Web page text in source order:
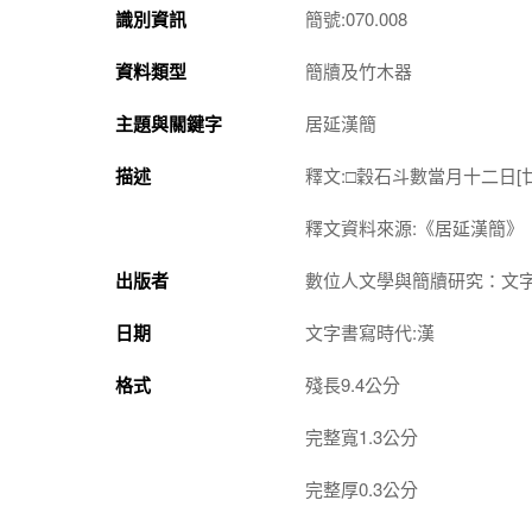
識別資訊 簡號:070.008
資料類型 簡牘及竹木器
主題與關鍵字 居延漢簡
描述 釋文:□穀石斗數當月十二日[
釋文資料來源:《居延漢簡》
出版者 數位人文學與簡牘研究：文
日期 文字書寫時代:漢
格式 殘長9.4公分
完整寬1.3公分
完整厚0.3公分